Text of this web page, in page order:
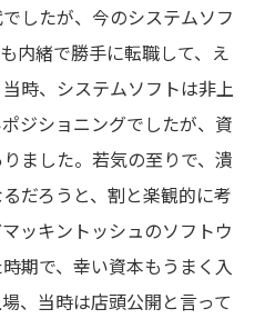
したが、今のシステムソフ
内緒で勝手に転職して、え
時、システムソフトは非上
ジショニングでしたが、資
ました。若気の至りで、潰
だろうと、割と楽観的に考
ッキントッシュのソフトウ
期で、幸い資本もうまく入
、当時は店頭公開と言って